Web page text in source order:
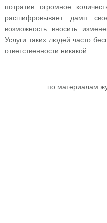
потратив огромное
расшифровывает дамп
возможность вносить
Услуги таких людей часто
ответственности никакой.
по материалам